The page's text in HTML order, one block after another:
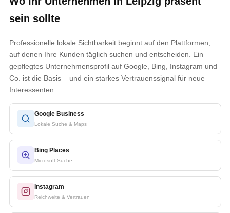
sein sollte
Professionelle lokale Sichtbarkeit beginnt auf den Plattformen,
auf denen Ihre Kunden täglich suchen und entscheiden. Ein
gepflegtes Unternehmensprofil auf Google, Bing, Instagram und
Co. ist die Basis – und ein starkes Vertrauenssignal für neue
Interessenten.
Google Business
Lokale Suche & Maps
Bing Places
Microsoft-Suche
Instagram
Reichweite & Vertrauen